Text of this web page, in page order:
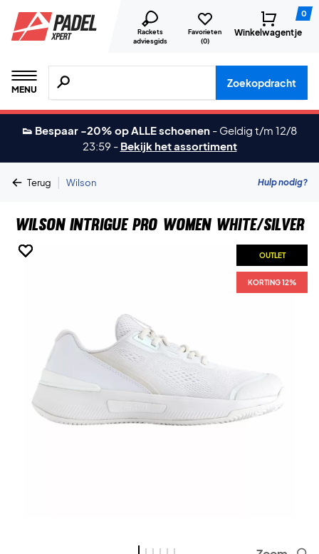
Rackets
adviesgids
Favorieten
(0)
0
Winkelwagentje
MENU
Zoeken naar producten, merken etc.
Zoekopdracht
👟 Bespaar -20% op ALLE schoenen - Geldig t/m 12/8
23:59 - Bekijk het assortiment
Terug | Wilson Hulp nodig?
Wilson Intrigue Pro Women White/Silver
OUTLET
KORTING 12%
OUTLET
KORTING 12%
OUTLET
KORTING 12%
OUTLET
KORTING 12%
OUTLET
KORTING 12%
OUTLET
KORTING 12%